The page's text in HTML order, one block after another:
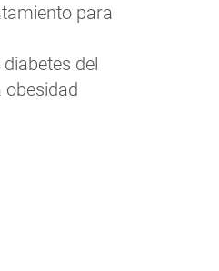
para
del
obesidad